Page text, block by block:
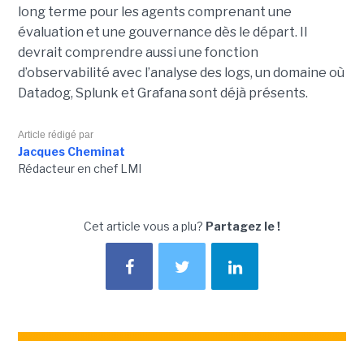
long terme pour les agents comprenant une
évaluation et une gouvernance dès le départ. Il
devrait comprendre aussi une fonction
d’observabilité avec l’analyse des logs, un domaine où
Datadog, Splunk et Grafana sont déjà présents.
Article rédigé par
Jacques Cheminat
Rédacteur en chef LMI
Cet article vous a plu? Partagez le !